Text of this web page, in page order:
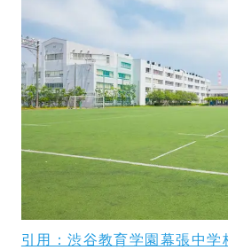
引用：渋谷教育学園幕張中学